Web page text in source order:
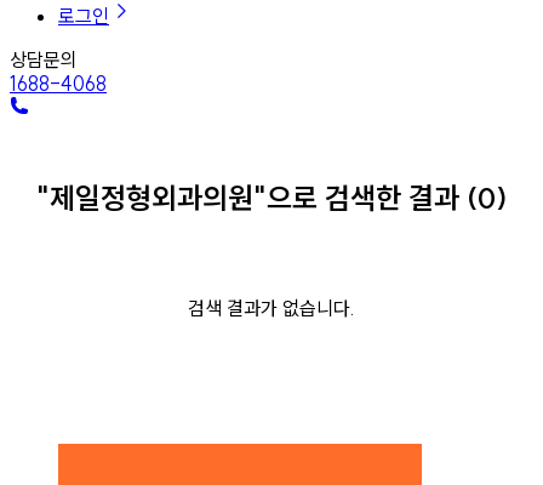
로그인
상담문의
1688-4068
"제일정형외과의원"으로 검색한 결과(0)
검색 결과가 없습니다.